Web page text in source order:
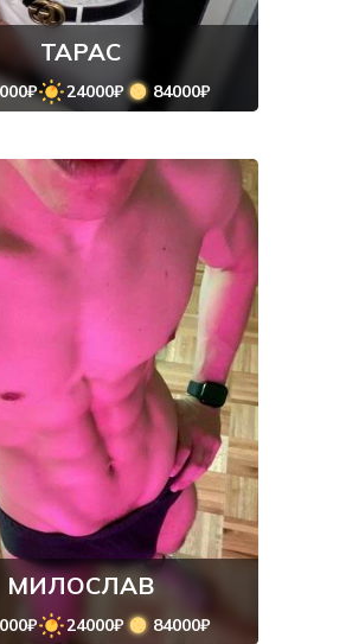
ТАРАС
24000₽ 84000₽
МИЛОСЛАВ
24000₽ 84000₽